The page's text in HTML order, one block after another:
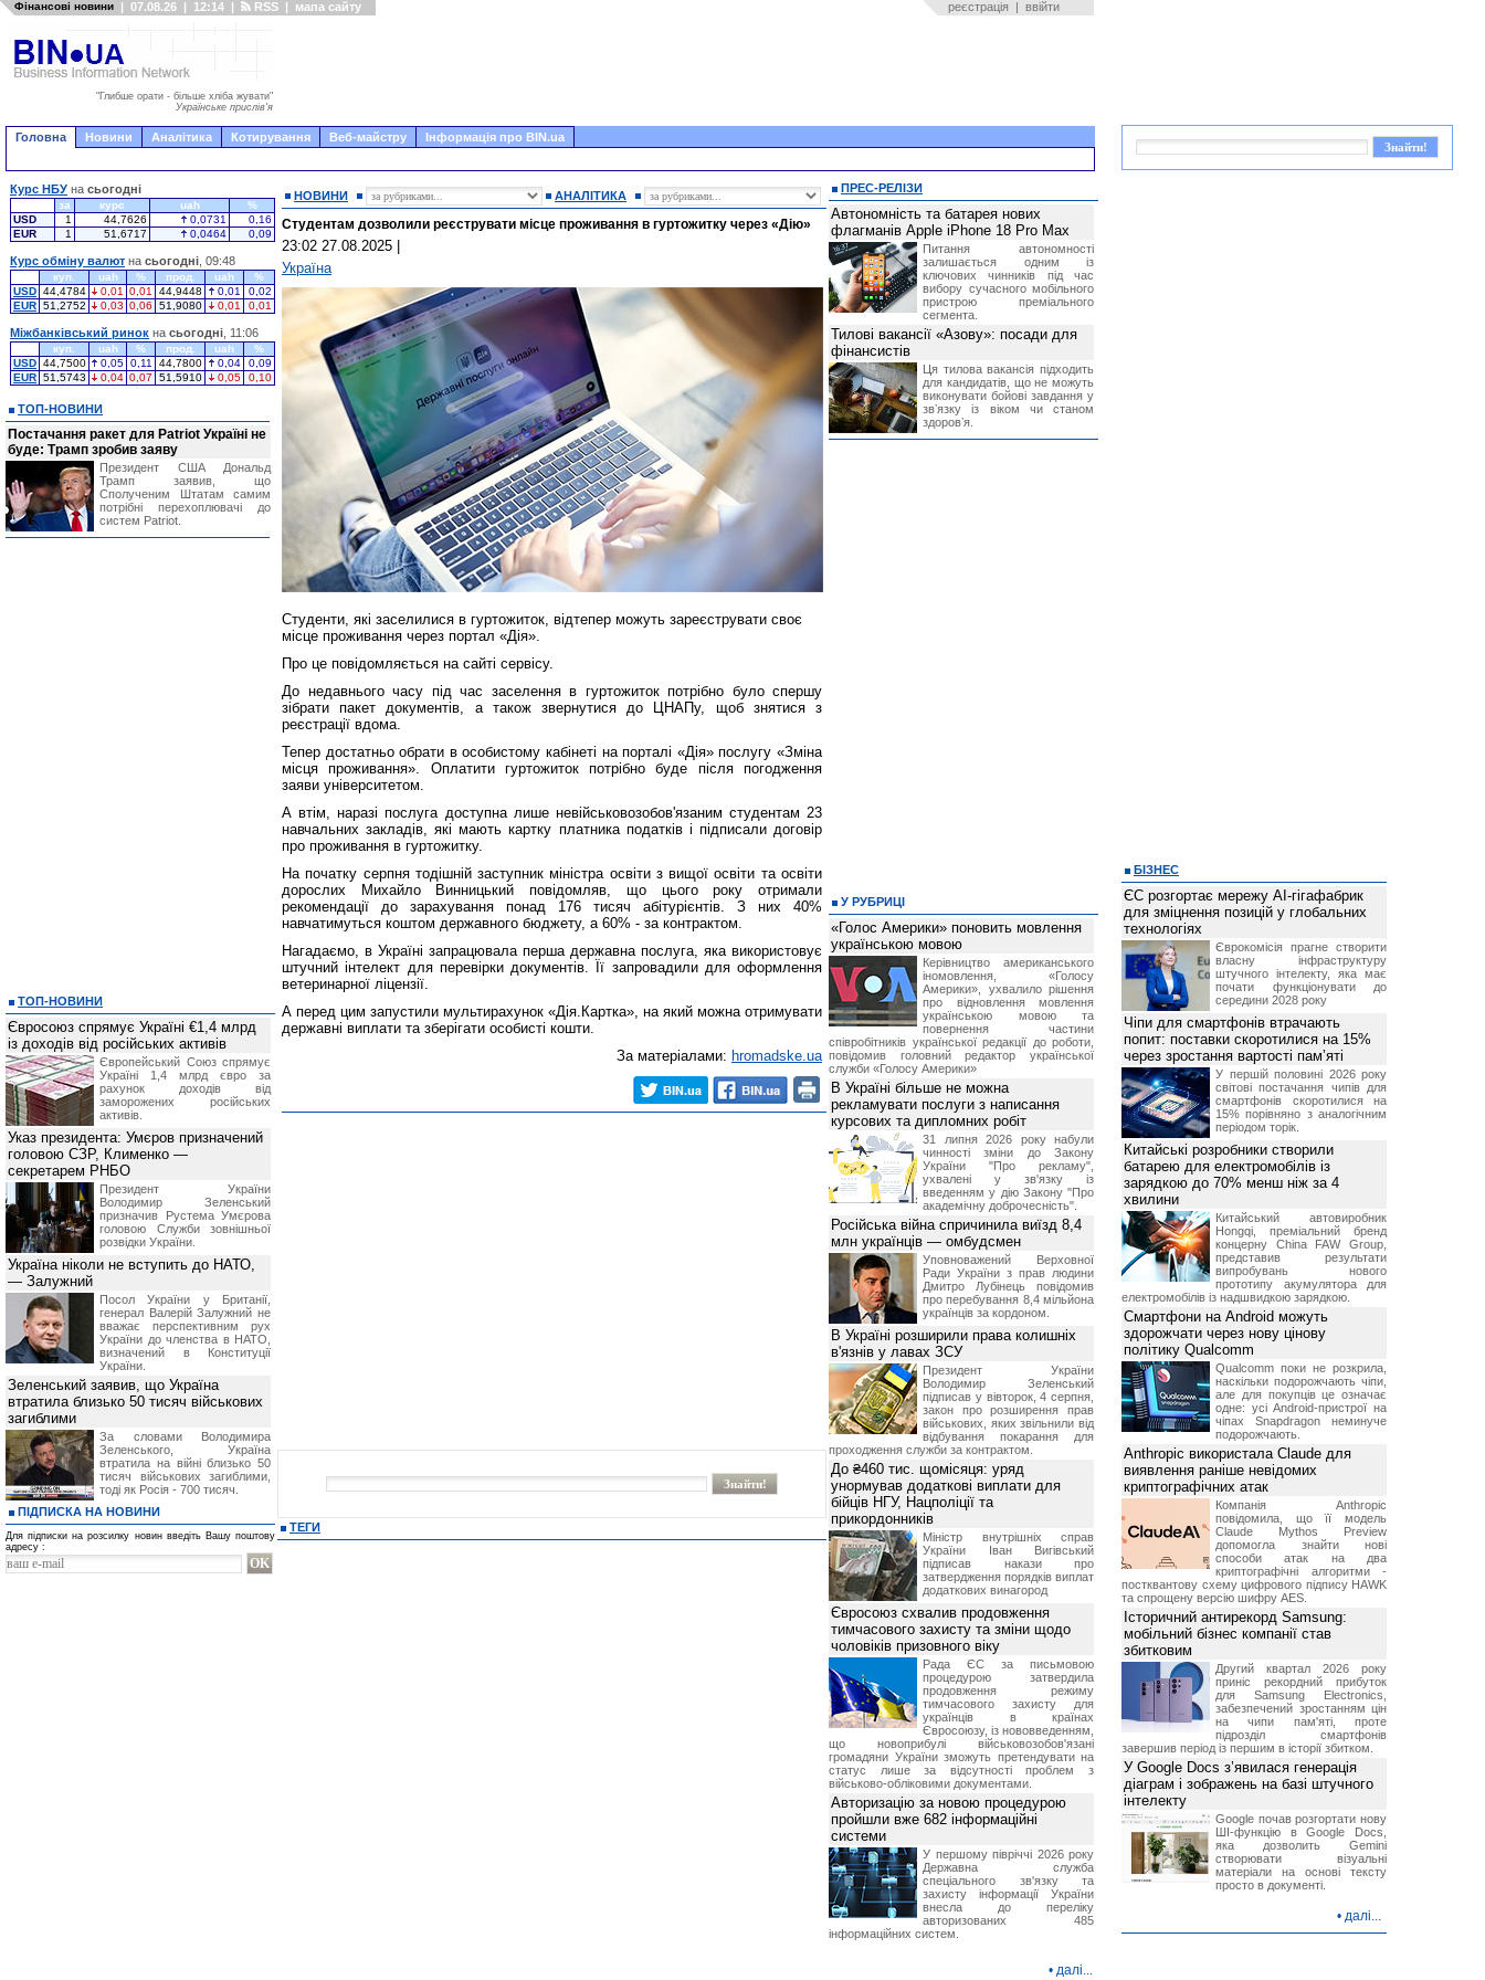
Фінансові новини | 07.08.26 | 12:14 | RSS | мапа сайту реєстрація | ввійти
"Глибше орати - більше хліба жувати"
Українське прислів'я
Головна Новини Аналітика Котирування Веб-майстру Інформація про BIN.ua
НОВИНИ АНАЛІТИКА
Студентам дозволили реєструвати місце проживання в гуртожитку через «Дію»
23:02 27.08.2025
Україна
Студенти, які заселилися в гуртожиток, відтепер можуть зареєструвати своє
місце проживання через портал «Дія».
Про це повідомляється на сайті сервісу.
До недавнього часу під час заселення в гуртожиток потрібно було спершу
зібрати пакет документів, а також звернутися до ЦНАПу, щоб знятися з
реєстрації вдома.
Тепер достатньо обрати в особистому кабінеті на порталі «Дія» послугу «Зміна
місця проживання». Оплатити гуртожиток потрібно буде після погодження
заяви університетом.
А втім, наразі послуга доступна лише невійськовозобов'язаним студентам 23
навчальних закладів, які мають картку платника податків і підписали договір
про проживання в гуртожитку.
На початку серпня тодішній заступник міністра освіти з вищої освіти та освіти
дорослих Михайло Винницький повідомляв, що цього року отримали
рекомендації до зарахування понад 176 тисяч абітурієнтів. З них 40%
навчатимуться коштом державного бюджету, а 60% - за контрактом.
Нагадаємо, в Україні запрацювала перша державна послуга, яка використовує
штучний інтелект для перевірки документів. Її запровадили для оформлення
ветеринарної ліцензії.
А перед цим запустили мультирахунок «Дія.Картка», на який можна отримувати
державні виплати та зберігати особисті кошти.
За матеріалами: hromadske.ua
ТЕГИ
Курс НБУ на сьогодні
за курс uah
%
USD
1 44,7626 0,0731
0,16
EUR
1 51,6717 0,0464 0,09
Курс обміну валют на сьогодні , 09:48
куп. uah % прод. uah
%
USD 44,4784 0,01 0,01 44,9448 0,01
0,02
EUR 51,2752 0,03 0,06 51,9080 0,01 0,01
Міжбанківський ринок на сьогодні , 11:06
куп. uah % прод. uah
%
USD 44,7500 0,05 0,11 44,7800 0,04
0,09
EUR 51,5743 0,04 0,07 51,5910 0,05 0,10
ТОП-НОВИНИ
Постачання ракет для Patriot Україні не
буде: Трамп зробив заяву
Президент США Дональд
Трамп заявив, що
Сполученим Штатам самим
потрібні перехоплювачі до
систем Patriot.
ТОП-НОВИНИ
Євросоюз спрямує Україні €1,4 млрд
із доходів від російських активів
Європейський Союз спрямує
Україні 1,4 млрд євро за
рахунок доходів від
заморожених російських
активів.
Указ президента: Умєров призначений
головою СЗР, Клименко —
секретарем РНБО
Президент України
Володимир Зеленський
призначив Pустема Умєрова
головою Служби зовнішньої
розвідки України.
Україна ніколи не вступить до НАТО,
— Залужний
Посол України у Британії,
генерал Валерій Залужний не
вважає перспективним рух
України до членства в НАТО,
визначений в Конституції
України.
Зеленський заявив, що Україна
втратила близько 50 тисяч військових
загиблими
За словами Володимира
Зеленського, Україна
втратила на війні близько 50
тисяч військових загиблими,
тоді як Росія - 700 тисяч.
ПІДПИСКА НА НОВИНИ
Для підписки на розсилку новин введіть Вашу поштову
адресу :
ПРЕС-РЕЛІЗИ
Автономність та батарея нових
флагманів Apple iPhone 18 Pro Max
Питання автономності
залишається одним із
ключових чинників під час
вибору сучасного мобільного
пристрою преміального
сегмента.
Тилові вакансії «Азову»: посади для
фінансистів
Ця тилова вакансія підходить
для кандидатів, що не можуть
виконувати бойові завдання у
звʼязку із віком чи станом
здоровʼя.
У РУБРИЦІ
«Голос Америки» поновить мовлення
українською мовою
Керівництво американського
іномовлення, «Голосу
Америки», ухвалило рішення
про відновлення мовлення
українською мовою та
повернення частини
співробітників української редакції до роботи,
повідомив головний редактор української
служби «Голосу Америки»
В Україні більше не можна
рекламувати послуги з написання
курсових та дипломних робіт
31 липня 2026 року набули
чинності зміни до Закону
України "Про рекламу",
ухвалені у зв'язку із
введенням у дію Закону "Про
академічну доброчесність".
Російська війна спричинила виїзд 8,4
млн українців — омбудсмен
Уповноважений Верховної
Ради України з прав людини
Дмитро Лубінець повідомив
про перебування 8,4 мільйона
українців за кордоном.
В Україні розширили права колишніх
в'язнів у лавах ЗСУ
Президент України
Володимир Зеленський
підписав у вівторок, 4 серпня,
закон про розширення прав
військових, яких звільнили від
відбування покарання для
проходження служби за контрактом.
До ₴460 тис. щомісяця: уряд
унормував додаткові виплати для
бійців НГУ, Нацполіції та
прикордонників
Міністр внутрішніх справ
України Іван Вигівський
підписав накази про
затвердження порядків виплат
додаткових винагород
Євросоюз схвалив продовження
тимчасового захисту та зміни щодо
чоловіків призовного віку
Рада ЄС за письмовою
процедурою затвердила
продовження режиму
тимчасового захисту для
українців в країнах
Євросоюзу, із нововведенням,
що новоприбулі військовозобов'язані
громадяни України зможуть претендувати на
статус лише за відсутності проблем з
військово-обліковими документами.
Авторизацію за новою процедурою
пройшли вже 682 інформаційні
системи
У першому півріччі 2026 року
Державна служба
спеціального зв'язку та
захисту інформації України
внесла до переліку
авторизованих 485
інформаційних систем.
• далі...
БІЗНЕС
ЄС розгортає мережу AI-гігафабрик
для зміцнення позицій у глобальних
технологіях
Єврокомісія прагне створити
власну інфраструктуру
штучного інтелекту, яка має
почати функціонувати до
середини 2028 року
Чіпи для смартфонів втрачають
попит: поставки скоротилися на 15%
через зростання вартості пам’яті
У першій половині 2026 року
світові постачання чипів для
смартфонів скоротилися на
15% порівняно з аналогічним
періодом торік.
Китайські розробники створили
батарею для електромобілів із
зарядкою до 70% менш ніж за 4
хвилини
Китайський автовиробник
Hongqi, преміальний бренд
концерну China FAW Group,
представив результати
випробувань нового
прототипу акумулятора для
електромобілів із надшвидкою зарядкою.
Смартфони на Android можуть
здорожчати через нову цінову
політику Qualcomm
Qualcomm поки не розкрила,
наскільки подорожчають чіпи,
але для покупців це означає
одне: усі Android-пристрої на
чіпах Snapdragon неминуче
подорожчають.
Anthropic використала Claude для
виявлення раніше невідомих
криптографічних атак
Компанія Anthropic
повідомила, що її модель
Claude Mythos Preview
допомогла знайти нові
способи атак на два
криптографічні алгоритми -
постквантову схему цифрового підпису HAWK
та спрощену версію шифру AES.
Історичний антирекорд Samsung:
мобільний бізнес компанії став
збитковим
Другий квартал 2026 року
приніс рекордний прибуток
для Samsung Electronics,
забезпечений зростанням цін
на чипи пам'яті, проте
підрозділ смартфонів
завершив період із першим в історії збитком.
У Google Docs з’явилася генерація
діаграм і зображень на базі штучного
інтелекту
Google почав розгортати нову
ШІ-функцію в Google Docs,
яка дозволить Gemini
створювати візуальні
матеріали на основі тексту
просто в документі.
• далі...